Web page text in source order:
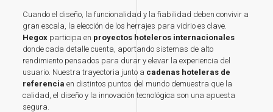
Cuando el diseño, la funcionalidad y la fiabilidad deben convivir a
gran escala, la elección de los herrajes para vidrio es clave.
Hegoxparticipa en proyectos hoteleros internacionales
donde cada detalle cuenta, aportando sistemas de alto
rendimiento pensados para durar y elevar la experiencia del
usuario. Nuestra trayectoria junto a cadenas hoteleras de
referencia en distintos puntos del mundo demuestra que la
calidad, el diseño y la innovación tecnológica son una apuesta
segura.